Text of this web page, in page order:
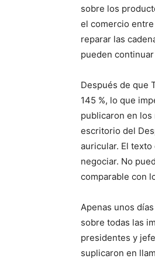
sobre los
el comercio entre
reparar las
pueden
Después de que
145 %, lo que
publicaron en
escritorio del
auricular. El
negociar. No
comparable con
Apenas unos
sobre todas las
presidentes y
suplicaron en